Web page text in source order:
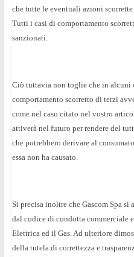
che tutte le eventuali azioni
Tutti i casi di comportamento
sanzionati.
Ciò tuttavia non toglie che in alcuni
comportamento scorretto di terzi
come nel caso citato nel vostro
attiverà nel futuro per rendere del
che potrebbero derivare al
essa non ha causato.
Si precisa inoltre che Gascom Spa
dal codice di condotta commerciale
Elettrica ed il Gas. Ad ulteriore
della tutela di correttezza e